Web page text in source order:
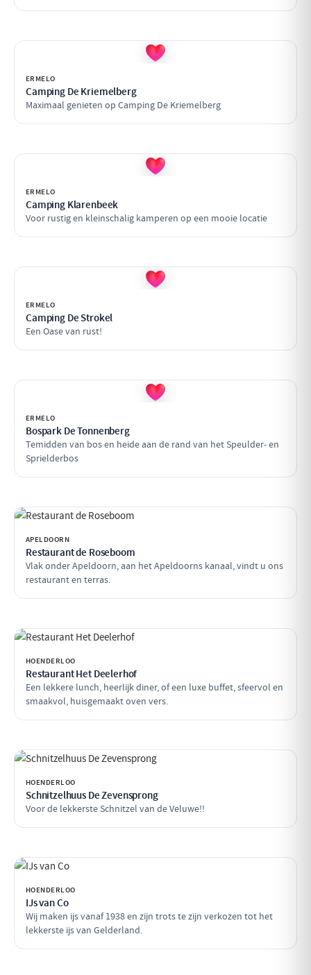
ERMELO
Camping De Kriemelberg
Maximaal genieten op Camping De Kriemelberg
ERMELO
Camping Klarenbeek
Voor rustig en kleinschalig kamperen op een mooie locatie
ERMELO
Camping De Strokel
Een Oase van rust!
ERMELO
Bospark De Tonnenberg
Temidden van bos en heide aan de rand van het Speulder- en
Sprielderbos
APELDOORN
Restaurant de Roseboom
Vlak onder Apeldoorn, aan het Apeldoorns kanaal, vindt u ons
restaurant en terras.
HOENDERLOO
Restaurant Het Deelerhof
Een lekkere lunch, heerlijk diner, of een luxe buffet, sfeervol en
smaakvol, huisgemaakt oven vers.
HOENDERLOO
Schnitzelhuus De Zevensprong
Voor de lekkerste Schnitzel van de Veluwe!!
HOENDERLOO
IJs van Co
Wij maken ijs vanaf 1938 en zijn trots te zijn verkozen tot het
lekkerste ijs van Gelderland.